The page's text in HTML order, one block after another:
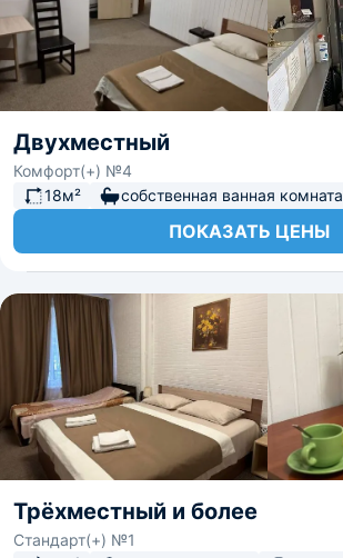
Двухместный
Комфорт(+) №4
18м²
собственная ванная комната
ПОКАЗАТЬ ЦЕНЫ
Трёхместный и более
Стандарт(+) №1